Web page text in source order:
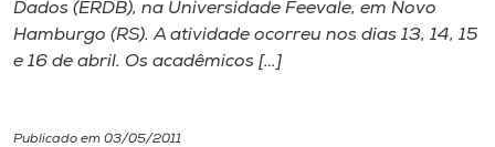
Internacionalização
Dados (ERDB), na Universidade Feevale, em Novo
Hamburgo (RS). A atividade ocorreu nos dias 13, 14, 15
e 16 de abril. Os acadêmicos […]
Publicado em 03/05/2011